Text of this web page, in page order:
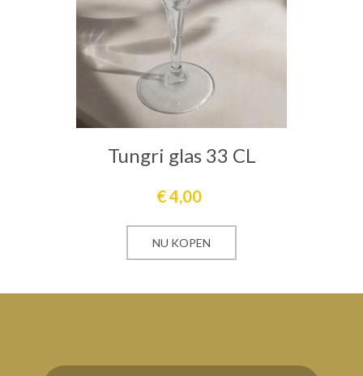
Tungri glas 33 CL
€4,00
NU KOPEN